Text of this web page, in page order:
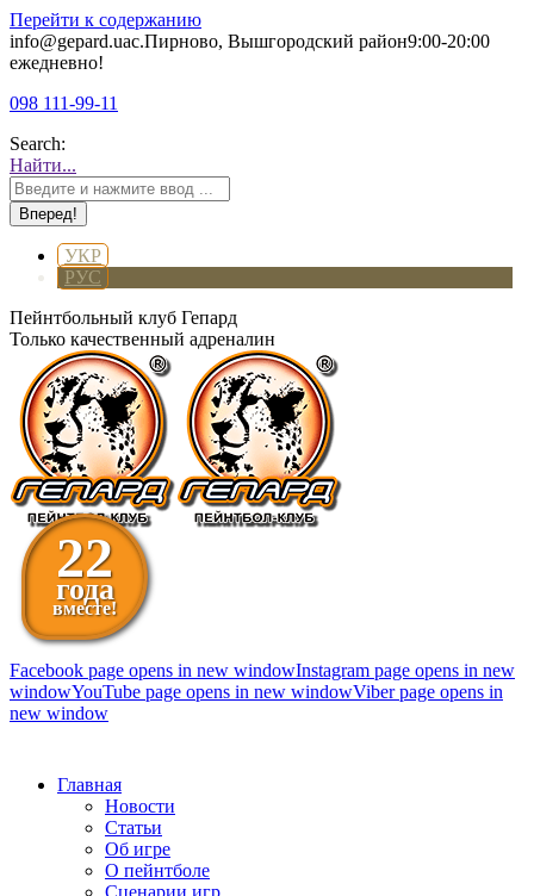
Перейти к содержанию
info@gepard.uaс.Пирново, Вышгородский район9:00-20:00
ежедневно!
098 111-99-11
Search:
Найти...
УКР
РУС
Пейнтбольный клуб Гепард
Только качественный адреналин
22
года
вместе!
Facebook page opens in new windowInstagram page opens in new
windowYouTube page opens in new windowViber page opens in
new window
Главная
Новости
Статьи
Об игре
О пейнтболе
Сценарии игр